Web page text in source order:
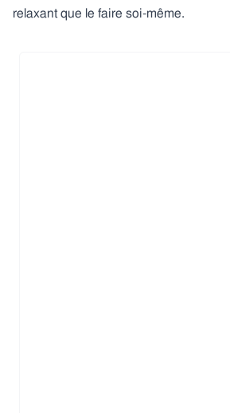
relaxant que le faire soi-même.